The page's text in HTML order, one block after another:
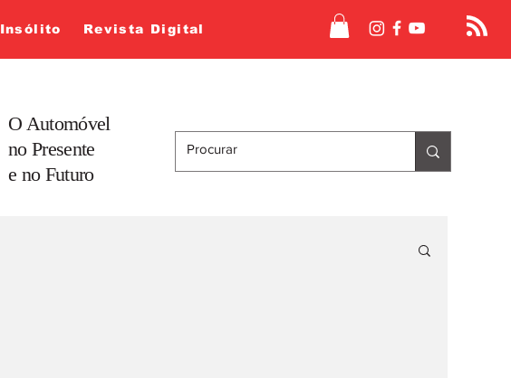
Insólito Revista Digital
O Automóvel
no Presente
e no Futuro